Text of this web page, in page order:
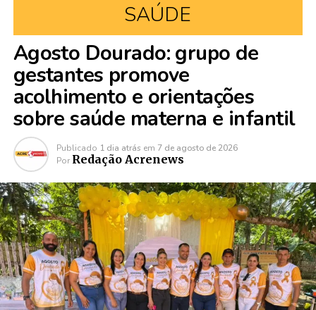
SAÚDE
Agosto Dourado: grupo de
gestantes promove
acolhimento e orientações
sobre saúde materna e infantil
Publicado 1 dia atrás em 7 de agosto de 2026
Por Redação Acrenews